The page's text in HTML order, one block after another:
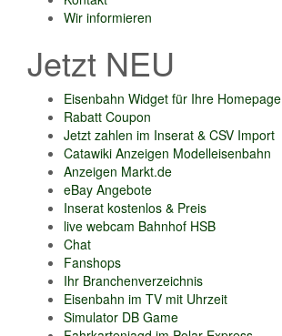
Wir informieren
Jetzt NEU
Eisenbahn Widget für Ihre Homepage
Rabatt Coupon
Jetzt zahlen im Inserat & CSV Import
Catawiki Anzeigen Modelleisenbahn
Anzeigen Markt.de
eBay Angebote
Inserat kostenlos & Preis
live webcam Bahnhof HSB
Chat
Fanshops
Ihr Branchenverzeichnis
Eisenbahn im TV mit Uhrzeit
Simulator DB Game